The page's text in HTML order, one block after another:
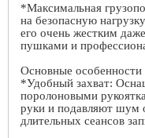
*Максимальная
на безопасную
его очень жестким
пушками и
Основные особенности
*Удобный захват:
поролоновыми
руки и подавляют шум
длительных сеансов